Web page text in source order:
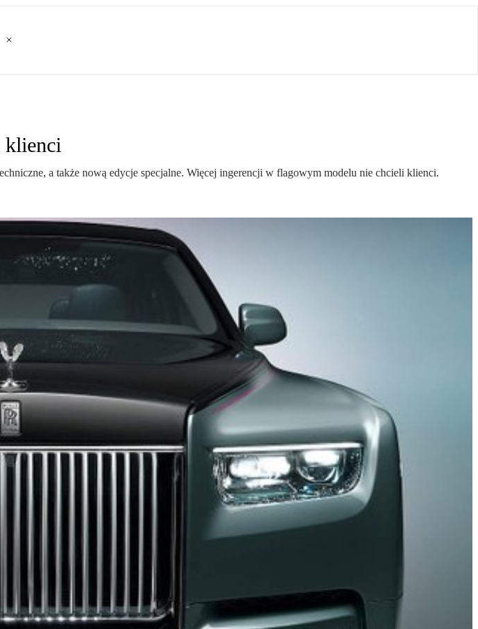
klienci
a także nową edycje specjalne. Więcej ingerencji w flagowym modelu nie chcieli klienci.